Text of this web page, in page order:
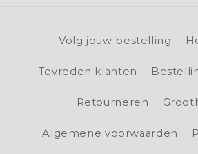
Volg jouw bestelling
Tevreden klanten
Retourneren
Algemene voorwaarden